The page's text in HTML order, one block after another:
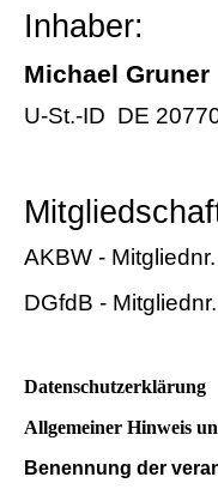
Inhaber:
Michael Gruner
U-St.-ID DE
AKBW -
DGfdB -
Datenschutzerklärung
Allgemeiner Hinweis
Benennung der